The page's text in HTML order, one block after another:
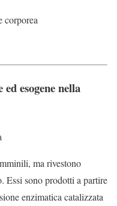
corporea
esogene nella
ma rivestono
Essi sono prodotti a partire
enzimatica catalizzata